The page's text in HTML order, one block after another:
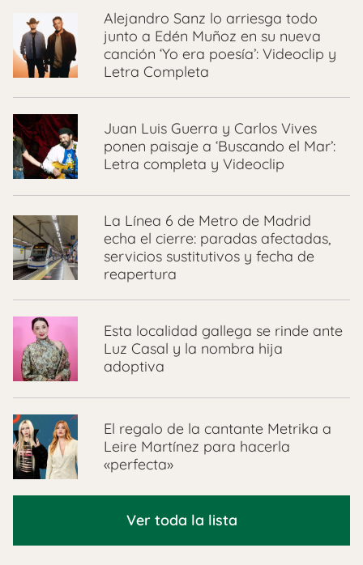
Alejandro Sanz lo arriesga todo
junto a Edén Muñoz en su nueva
canción ‘Yo era poesía’: Videoclip y
Letra Completa
Juan Luis Guerra y Carlos Vives
ponen paisaje a ‘Buscando el Mar’:
Letra completa y Videoclip
La Línea 6 de Metro de Madrid
echa el cierre: paradas afectadas,
servicios sustitutivos y fecha de
reapertura
Esta localidad gallega se rinde ante
Luz Casal y la nombra hija
adoptiva
El regalo de la cantante Metrika a
Leire Martínez para hacerla
«perfecta»
Ver toda la lista